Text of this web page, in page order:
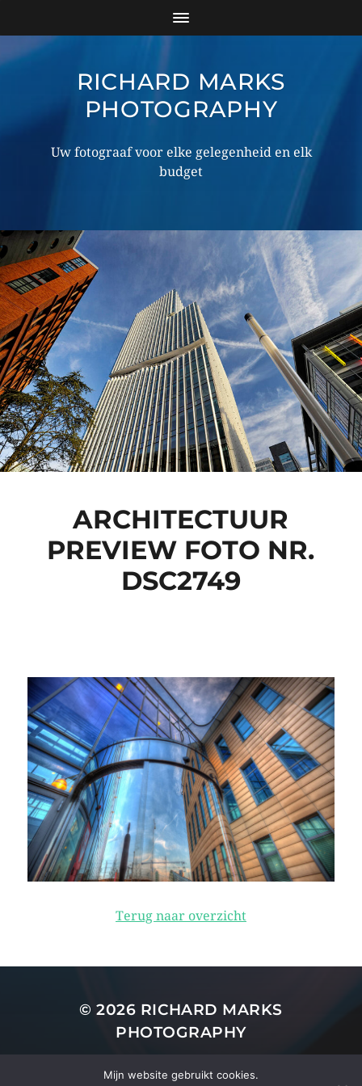
RICHARD MARKS
PHOTOGRAPHY
Uw fotograaf voor elke gelegenheid en elk
budget
ARCHITECTUUR
PREVIEW FOTO NR.
DSC2749
Terug naar overzicht
© 2026 RICHARD MARKS
PHOTOGRAPHY
THEMA DOOR ANDERS NORÉN
Mijn website gebruikt cookies.